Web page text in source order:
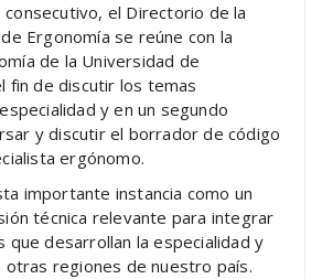
consecutivo, el Directorio de la
Ergonomía se reúne con la
de la Universidad de
fin de discutir los temas
y en un segundo
y discutir el borrador de código
ergónomo.
importante instancia como un
técnica relevante para integrar
desarrollan la especialidad y
otras regiones de nuestro país.